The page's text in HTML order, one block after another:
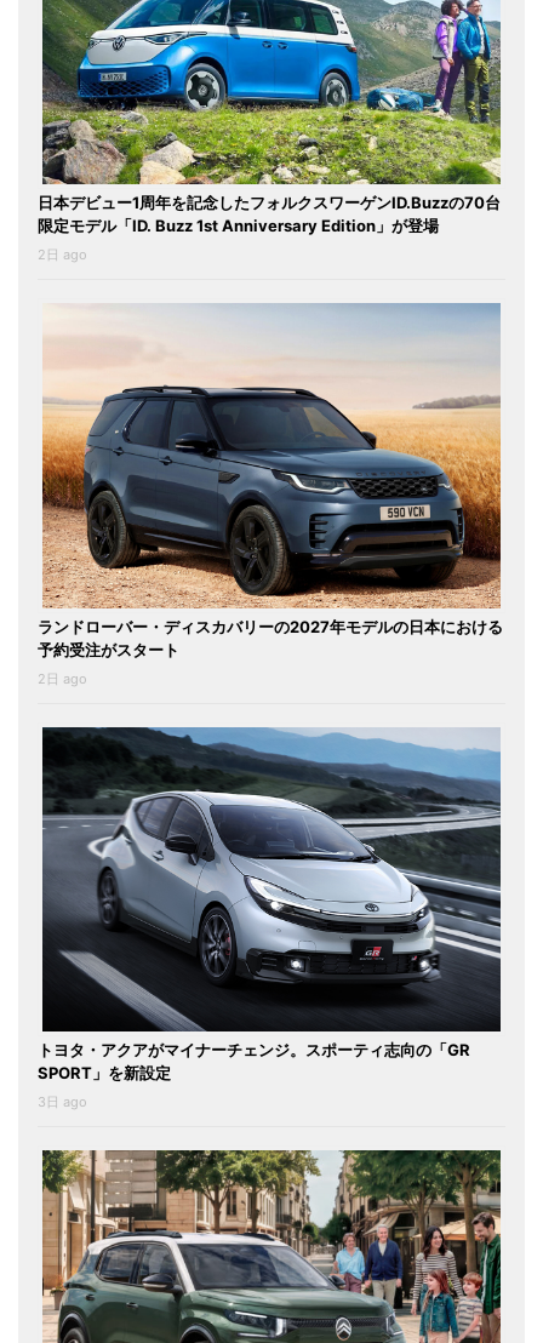
日本デビュー1周年を記念したフォルクスワーゲンID.Buzzの70台
限定モデル「ID. Buzz 1st Anniversary Edition」が登場
2日 ago
ランドローバー・ディスカバリーの2027年モデルの日本における
予約受注がスタート
2日 ago
トヨタ・アクアがマイナーチェンジ。スポーティ志向の「GR
SPORT」を新設定
3日 ago